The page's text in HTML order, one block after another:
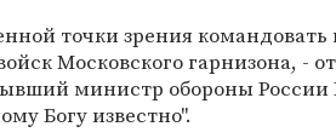
точки зрения
Московского гарнизона, -
министр обороны России
Богу известно".